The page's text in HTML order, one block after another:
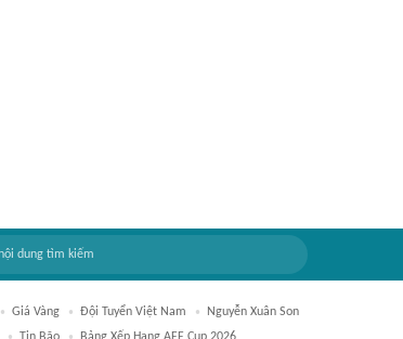
Giá Vàng Đội Tuyển Việt Nam
Nguyễn Xuân Son